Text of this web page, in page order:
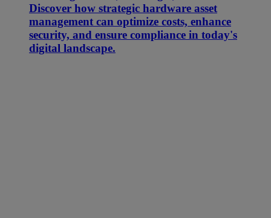
Discover how strategic hardware asset
management can optimize costs, enhance
security, and ensure compliance in today's
digital landscape.